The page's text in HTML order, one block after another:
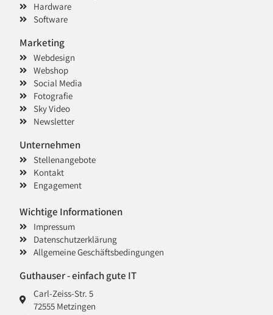
Hardware
Software
Marketing
Webdesign
Webshop
Social Media
Fotografie
Sky Video
Newsletter
Unternehmen
Stellenangebote
Kontakt
Engagement
Wichtige Informationen
Impressum
Datenschutzerklärung
Allgemeine Geschäftsbedingungen
Guthauser - einfach gute IT
Carl-Zeiss-Str. 5
72555 Metzingen